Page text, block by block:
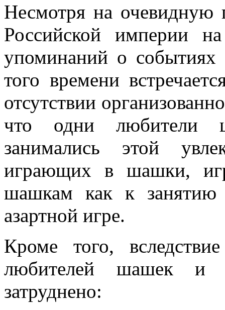
Несмотря на
Российской империи
упоминаний о
того времени
отсутствии
что одни любители
занимались этой
играющих в шашки,
шашкам как к
азартной игре.
Кроме того,
любителей шашек и
затруднено: